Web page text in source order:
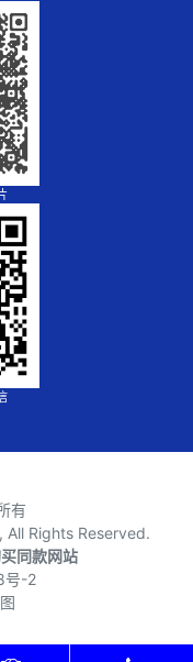
有
Rights Reserved.
同款网站
号-2